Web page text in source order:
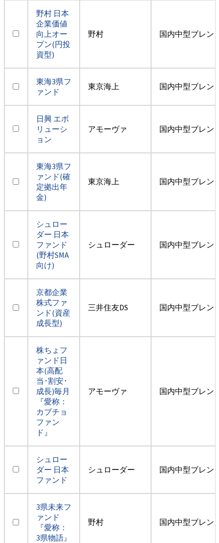
野村 日本
企業価値
向上オー
プン(円投
資型)
野村 国内中型ブレン
東海3県フ
ァンド
東京海上 国内中型ブレン
日興 エボ
リューシ
ョン
アモーヴァ 国内中型ブレン
東海3県フ
ァンド(確
定拠出年
金)
東京海上 国内中型ブレン
シュロー
ダー 日本
ファンド
(野村SMA
向け)
シュローダー 国内中型ブレン
京都企業
株式ファ
ンド(資産
成長型)
三井住友DS 国内中型ブレン
株ちょフ
ァンド日
本(高配
当･割安･
成長)毎月
『愛称：
カブチョ
ファン
ド』
アモーヴァ 国内中型ブレン
シュロー
ダー 日本
ファンド
シュローダー 国内中型ブレン
3県未来フ
ァンド
『愛称：
3県物語』
野村 国内中型ブレン